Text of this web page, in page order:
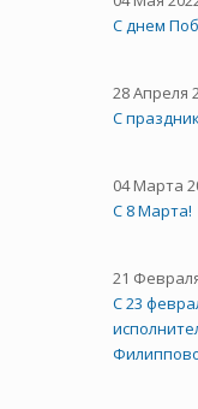
С днем
28 Апреля
С
04 Марта
С 8 Марта!
21
С 23